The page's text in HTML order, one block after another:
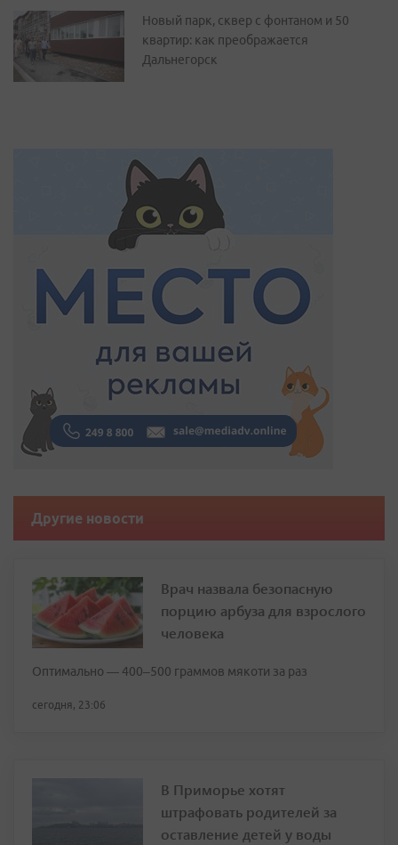
Новый парк, сквер с фонтаном и 50
квартир: как преображается
Дальнегорск
Другие новости
Врач назвала безопасную
порцию арбуза для взрослого
человека
Оптимально — 400–500 граммов мякоти за раз
сегодня, 23:06
В Приморье хотят
штрафовать родителей за
оставление детей у воды